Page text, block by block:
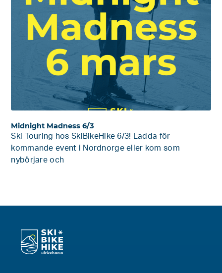
Midnight Madness 6/3
Ski Touring hos SkiBikeHike 6/3! Ladda för
kommande event i Nordnorge eller kom som
nybörjare och